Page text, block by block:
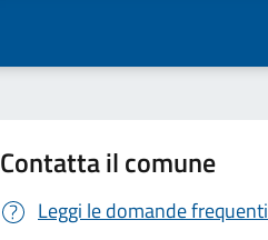
Contatta il comune
Leggi le domande frequenti